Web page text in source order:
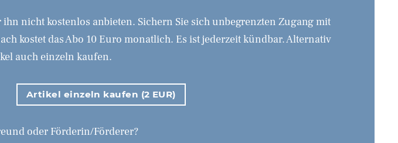
nicht kostenlos anbieten. Sichern Sie sich unbegrenzten Zugang mit
kostet das Abo 10 Euro monatlich. Es ist jederzeit kündbar. Alternativ
auch einzeln kaufen.
Artikel einzeln kaufen (2 EUR)
oder Förderin/Förderer?